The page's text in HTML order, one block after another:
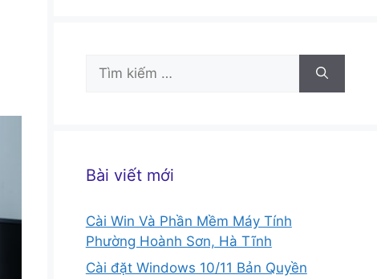
Tìm
kiếm
Bài viết mới
Cài Win Và Phần Mềm Máy Tính
Phường Hoành Sơn, Hà Tĩnh
Cài đặt Windows 10/11 Bản Quyền